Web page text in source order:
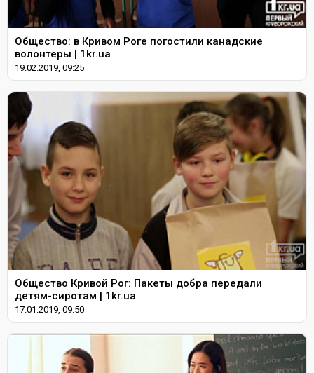
Общество: в Кривом Роге погостили канадские
волонтеры | 1kr.ua
19.02.2019, 09:25
Общество Кривой Рог: Пакеты добра передали
детям-сиротам | 1kr.ua
17.01.2019, 09:50